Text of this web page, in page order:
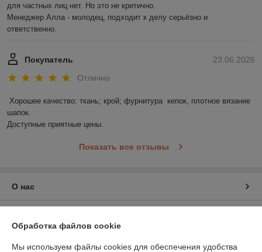
для частных лиц нет. Но это не критично.
Менеджер Алла - молодец, подходит к делу серьёзно и
ответственно.
23.06.2026
Покупатель
Отлично
Хорошее качество: ткань; крой; фурнитура  кепок, плотное вязание
шапок.
Доступные приятные цены.
Показать все отзывы
О нас
Обработка файлов cookie
Мы используем файлы cookies для обеспечения удобства